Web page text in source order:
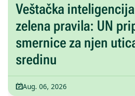
Veštačka
zelena pravila: UN
smernice za njen
sredinu
Aug. 06, 2026